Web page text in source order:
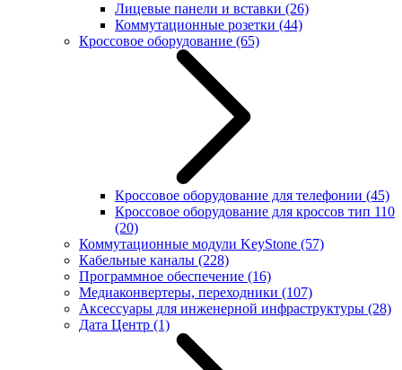
Лицевые панели и вставки (26)
Коммутационные розетки (44)
Кроссовое оборудование (65)
Кроссовое оборудование для телефонии (45)
Кроссовое оборудование для кроссов тип 110
(20)
Коммутационные модули KeyStone (57)
Кабельные каналы (228)
Программное обеспечение (16)
Медиаконвертеры, переходники (107)
Аксессуары для инженерной инфраструктуры (28)
Дата Центр (1)